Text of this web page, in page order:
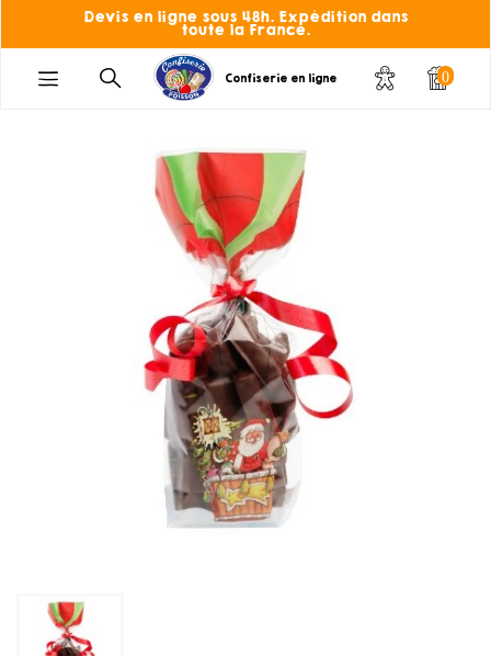
Devis en ligne sous 48h. Expédition dans
toute la France.
Confiserie en ligne 0